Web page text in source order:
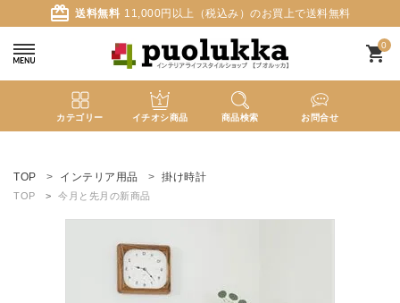
card_giftcard 送料無料 11,000円以上（税込み）のお買上で送料無料
0
shopping_cart
カテゴリー イチオシ商品 商品検索 お問合せ
ようこそ ゲスト 様
person
search
TOP インテリア用品 掛け時計
TOP 今月と先月の新商品